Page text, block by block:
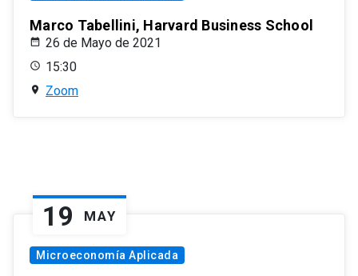
Marco Tabellini, Harvard Business School
26 de Mayo de 2021
15:30
Zoom
19 MAY
Microeconomía Aplicada